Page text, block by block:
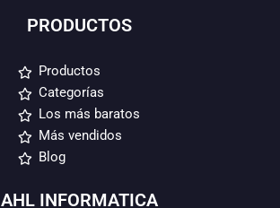
PRODUCTOS
Productos
Categorías
Los más baratos
Más vendidos
Blog
AHL INFORMATICA